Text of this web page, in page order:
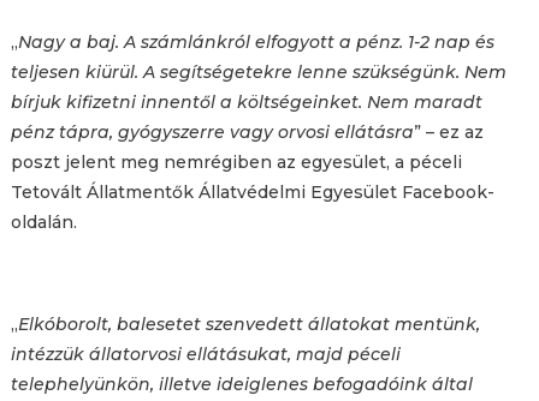
„Nagy a baj. A számlánkról elfogyott a pénz. 1-2 nap és
teljesen kiürül. A segítségetekre lenne szükségünk. Nem
bírjuk kifizetni innentől a költségeinket. Nem maradt
pénz tápra, gyógyszerre vagy orvosi ellátásra” – ez az
poszt jelent meg nemrégiben az egyesület, a péceli
Tetovált Állatmentők Állatvédelmi Egyesület Facebook-
oldalán.
„Elkóborolt, balesetet szenvedett állatokat mentünk,
intézzük állatorvosi ellátásukat, majd péceli
telephelyünkön, illetve ideiglenes befogadóink által